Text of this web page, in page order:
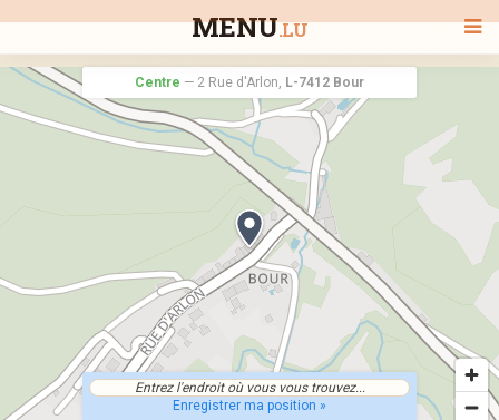
MENU.LU
BIENVENUE
TOUS LES RESTAURANTS
RECHERCHER UN RESTAURANT
Centre — 2 Rue d'Arlon, L-7412 Bour
Enregistrer ma position »